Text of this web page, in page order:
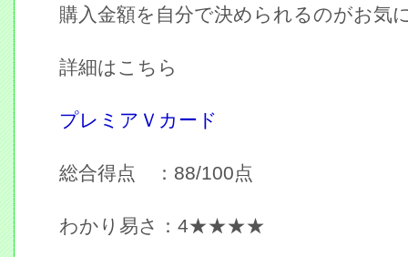
購入金額を自分で決められるのがお気
詳細はこちら
プレミアＶカード
総合得点 ：88/100点
わかり易さ：4★★★★